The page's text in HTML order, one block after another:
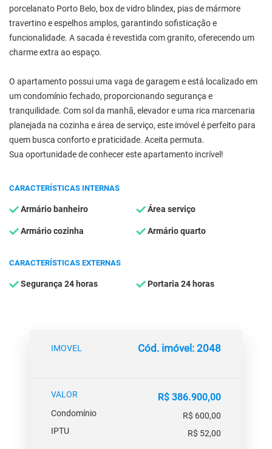
porcelanato Porto Belo, box de vidro blindex, pias de mármore
travertino e espelhos amplos, garantindo sofisticação e
funcionalidade. A sacada é revestida com granito, oferecendo um
charme extra ao espaço.
O apartamento possui uma vaga de garagem e está localizado em
um condomínio fechado, proporcionando segurança e
tranquilidade. Com sol da manhã, elevador e uma rica marcenaria
planejada na cozinha e área de serviço, este imóvel é perfeito para
quem busca conforto e praticidade. Aceita permuta.
Sua oportunidade de conhecer este apartamento incrível!
CARACTERÍSTICAS INTERNAS
Armário banheiro Área serviço
Armário cozinha Armário quarto
CARACTERÍSTICAS EXTERNAS
Segurança 24 horas Portaria 24 horas
IMOVEL Cód. imóvel: 2048
VALOR R$ 386.900,00
Condomínio
R$ 600,00
IPTU
R$ 52,00